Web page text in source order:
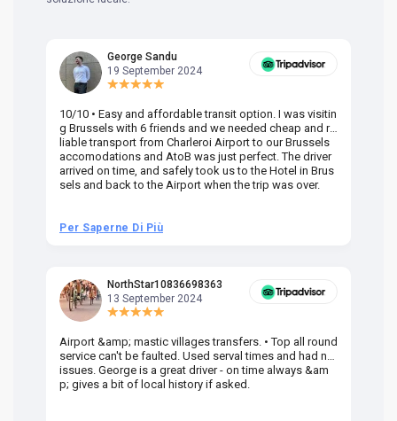
George Sandu
19 September 2024
10/10 • Easy and affordable transit option. I was visitin
g Brussels with 6 friends and we needed cheap and re
liable transport from Charleroi Airport to our Brussels
accomodations and AtoB was just perfect. The driver
arrived on time, and safely took us to the Hotel in Brus
sels and back to the Airport when the trip was over.
Per Saperne Di Più
NorthStar10836698363
13 September 2024
Airport &amp; mastic villages transfers. • Top all round
service can't be faulted. Used serval times and had no
issues. George is a great driver - on time always &am
p; gives a bit of local history if asked.